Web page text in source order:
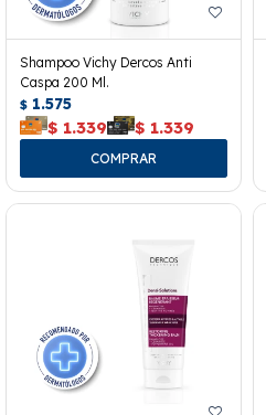
Shampoo Vichy Dercos Anti
Caspa 200 Ml.
$ 1.575
$ 1.339 $ 1.339